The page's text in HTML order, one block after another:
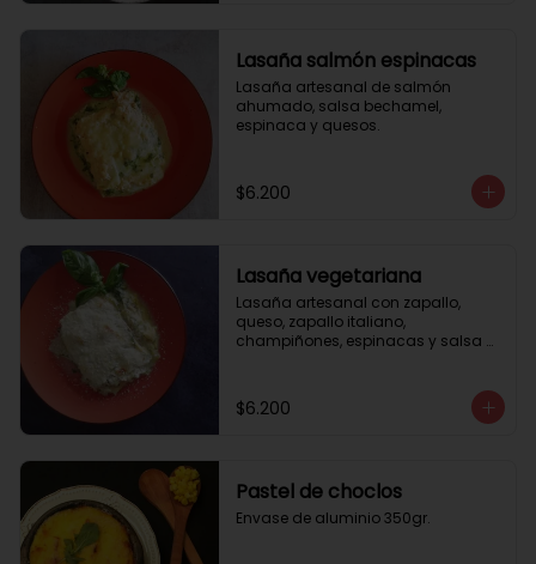
Lasaña salmón espinacas
Lasaña artesanal de salmón
ahumado, salsa bechamel,
espinaca y quesos.
$6.200
Lasaña vegetariana
Lasaña artesanal con zapallo,
queso, zapallo italiano,
champiñones, espinacas y salsa
$6.200
Pastel de choclos
Envase de aluminio 350gr.